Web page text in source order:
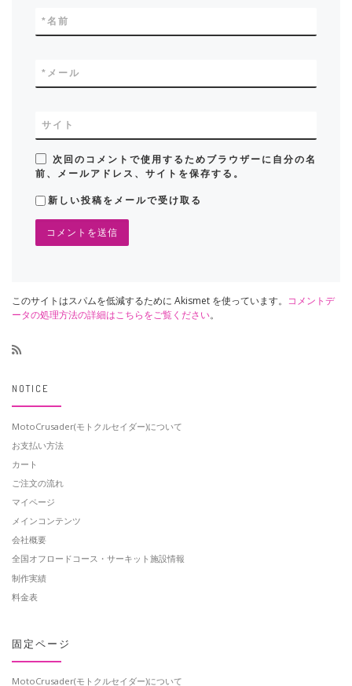
名前
*
メール
*
サイト
次回のコメントで使用するためブラウザーに自分の名
前、メールアドレス、サイトを保存する。
新しい投稿をメールで受け取る
このサイトはスパムを低減するために Akismet を使っています。 コメントデ
ータの処理方法の詳細はこちらをご覧ください。
NOTICE
MotoCrusader(モトクルセイダー)について
お支払い方法
カート
ご注文の流れ
マイページ
メインコンテンツ
会社概要
全国オフロードコース・サーキット施設情報
制作実績
料金表
固定ページ
MotoCrusader(モトクルセイダー)について